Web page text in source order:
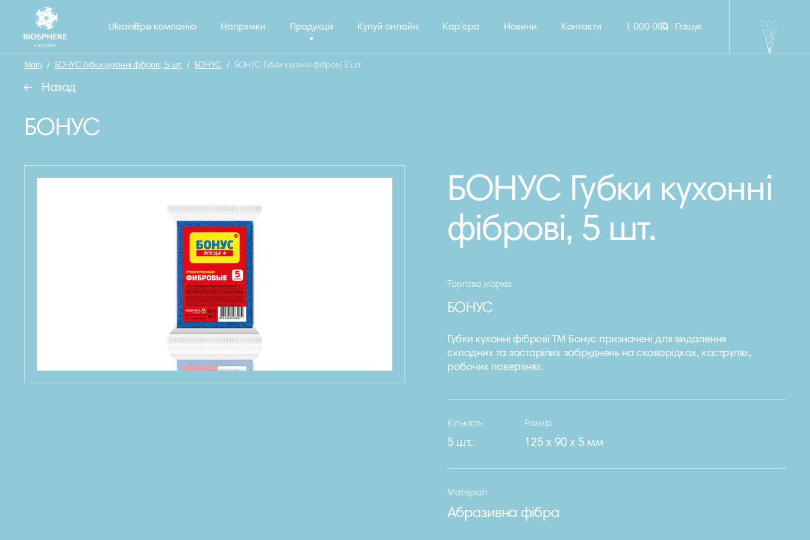
Про компанію Напрямки Продукція Купуй онлайн Кар'єра Новини Контакти 1 000 000 Пошук
Ukraine
Main / БОНУС Губки кухонні фіброві, 5 шт. / БОНУС / БОНУС Губки кухонні фіброві, 5 шт.
Назад
БОНУС
БОНУС Губки кухонні
фіброві, 5 шт.
Торгова марка
БОНУС
Губки кухонні фіброві ТМ Бонус призначені для видалення
складних та застарілих забруднень на сковорідках, каструлях,
робочих поверхнях.
Кількість
5 шт..
Розмір
125 х 90 х 5 мм
Матеріал
Абразивна фібра